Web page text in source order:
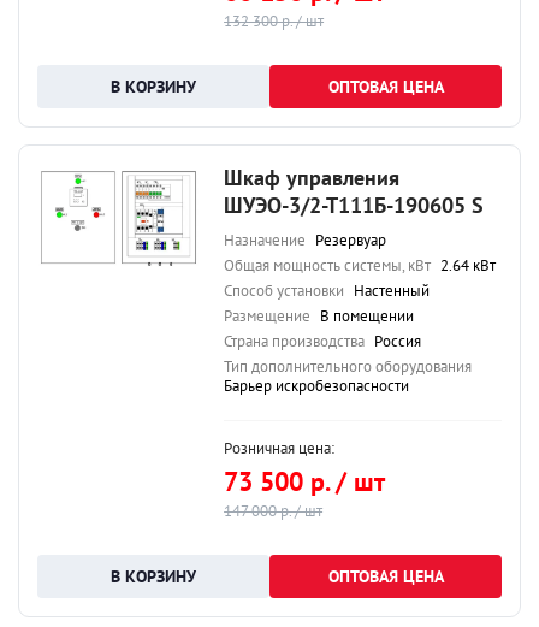
132 300 р. / шт
ОПТОВАЯ ЦЕНА
Шкаф управления
ШУЭО-3/2-Т111Б-190605 S
Назначение Резервуар
Общая мощность системы, кВт 2.64 кВт
Способ установки Настенный
Размещение В помещении
Страна производства Россия
Тип дополнительного оборудования
Барьер искробезопасности
Розничная цена:
73 500 р. / шт
147 000 р. / шт
ОПТОВАЯ ЦЕНА